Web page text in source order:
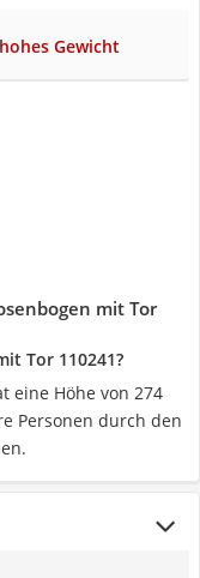
hohes Gewicht
mit Tor
Tor 110241?
eine Höhe von 274
Personen durch den